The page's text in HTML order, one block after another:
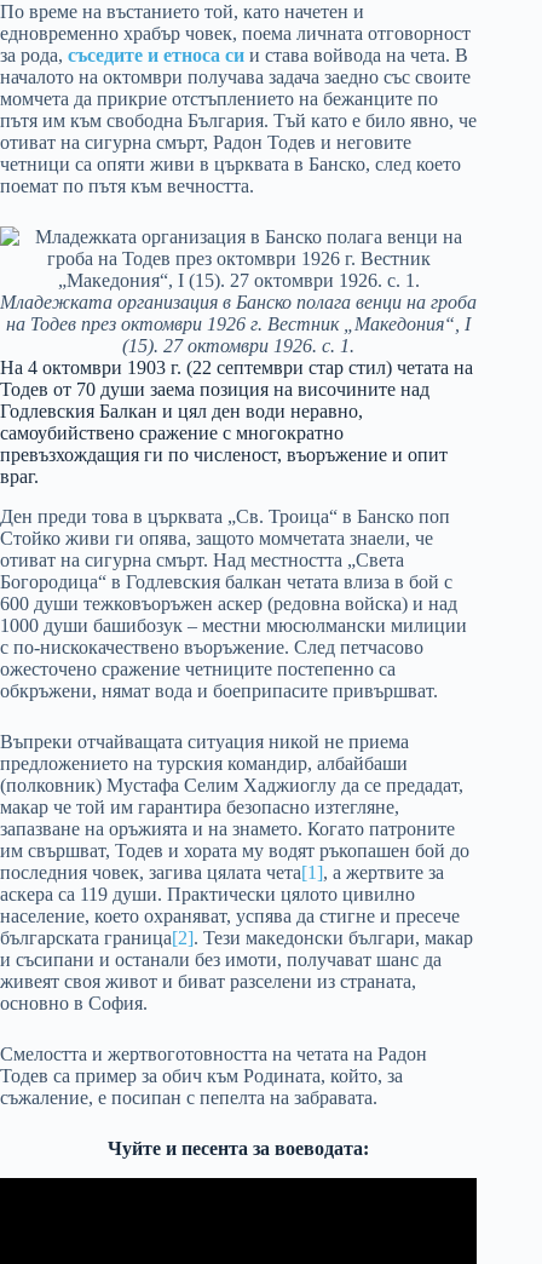
По време на въстанието той, като начетен и
едновременно храбър човек, поема личната отговорност
за рода, съседите и етноса си и става войвода на чета. В
началото на октомври получава задача заедно със своите
момчета да прикрие отстъплението на бежанците по
пътя им към свободна България. Тъй като е било явно, че
отиват на сигурна смърт, Радон Тодев и неговите
четници са опяти живи в църквата в Банско, след което
поемат по пътя към вечността.
Младежката организация в Банско полага венци на гроба
на Тодев през октомври 1926 г. Вестник „Македония“, I
(15). 27 октомври 1926. с. 1.
На 4 октомври 1903 г. (22 септември стар стил) четата на
Тодев от 70 души заема позиция на височините над
Годлевския Балкан и цял ден води неравно,
самоубийствено сражение с многократно
превъзхождащия ги по численост, въоръжение и опит
враг.
Ден преди това в църквата „Св. Троица“ в Банско поп
Стойко живи ги опява, защото момчетата знаели, че
отиват на сигурна смърт. Над местността „Света
Богородица“ в Годлевския балкан четата влиза в бой с
600 души тежковъоръжен аскер (редовна войска) и над
1000 души башибозук – местни мюсюлмански милиции
с по-нискокачествено въоръжение. След петчасово
ожесточено сражение четниците постепенно са
обкръжени, нямат вода и боеприпасите привършват.
Въпреки отчайващата ситуация никой не приема
предложението на турския командир, албайбаши
(полковник) Мустафа Селим Хаджиоглу да се предадат,
макар че той им гарантира безопасно изтегляне,
запазване на оръжията и на знамето. Когато патроните
им свършват, Тодев и хората му водят ръкопашен бой до
последния човек, загива цялата чета[1], а жертвите за
аскера са 119 души. Практически цялото цивилно
население, което охраняват, успява да стигне и пресече
българската граница[2]. Тези македонски българи, макар
и съсипани и останали без имоти, получават шанс да
живеят своя живот и биват разселени из страната,
основно в София.
Смелостта и жертвоготовността на четата на Радон
Тодев са пример за обич към Родината, който, за
съжаление, е посипан с пепелта на забравата.
Чуйте и песента за воеводата: